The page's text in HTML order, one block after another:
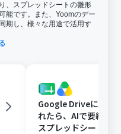
、スプレッドシートの雛形
能です。また、Yoomのデー
期し、様々な用途で活用す
Google Driveに文書
れたら、AIで要約し
スプレッドシートの